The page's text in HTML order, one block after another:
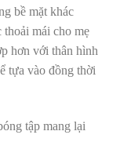
bề mặt khác
thoải mái cho mẹ
hơn với thân hình
tựa vào đồng thời
tập mang lại